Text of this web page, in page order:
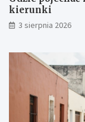
kierunki
3 sierpnia 2026